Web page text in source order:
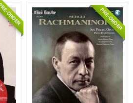
協
奏
ORDER PRE-ORDER